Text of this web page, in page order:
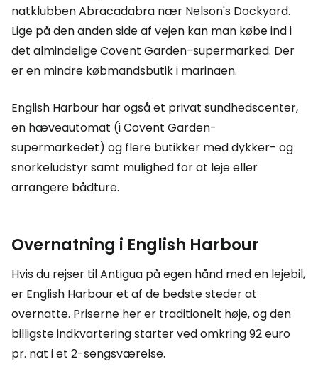
natklubben Abracadabra nær Nelson's Dockyard.
Lige på den anden side af vejen kan man købe ind i
det almindelige Covent Garden-supermarked. Der
er en mindre købmandsbutik i marinaen.
English Harbour har også et privat sundhedscenter,
en hæveautomat (i Covent Garden-
supermarkedet) og flere butikker med dykker- og
snorkeludstyr samt mulighed for at leje eller
arrangere bådture.
Overnatning i English Harbour
Hvis du rejser til Antigua på egen hånd med en lejebil,
er English Harbour et af de bedste steder at
overnatte. Priserne her er traditionelt høje, og den
billigste indkvartering starter ved omkring 92 euro
pr. nat i et 2-sengsværelse.